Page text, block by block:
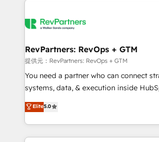
winning design to build scalable, globally
marketing campaigns, & RevOps
fuel long-term success We connect the entire
customer lifecycle through seamless
ensure long-term adoption with change-
and service to drive sustainable growth With 6 key
HubSpot accreditations and experience
RevPartners: RevOps + GTM
提供元：RevPartners: RevOps + GTM
You need a partner who can connect
systems, data, & execution inside
bridge the gap where most agencies fall
combining GTM strategy with technical
solve the right problem with the right
only firm in the world to hold Elite
Elite5.0